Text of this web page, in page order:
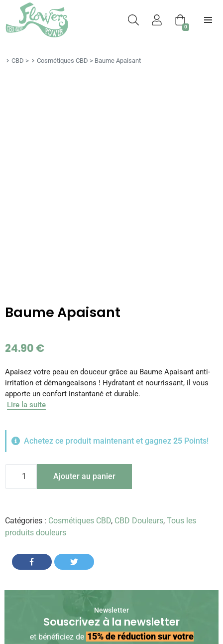
0
CBD > Cosmétiques CBD > Baume Apaisant
Baume Apaisant
24.90 €
Apaisez votre peau en douceur grâce au Baume Apaisant anti-
irritation et démangeaisons ! Hydratant et nourrissant, il vous
apporte un confort instantané et durable.
Lire la suite
Achetez ce produit maintenant et gagnez 25 Points!
Baume
Ajouter au panier
Catégories : Cosmétiques CBD, CBD Douleurs, Tous les
produits douleurs
Share on FacebookShare on Twitter
Newsletter
Souscrivez à la newsletter
et bénéficiez de 15% de réduction sur votre